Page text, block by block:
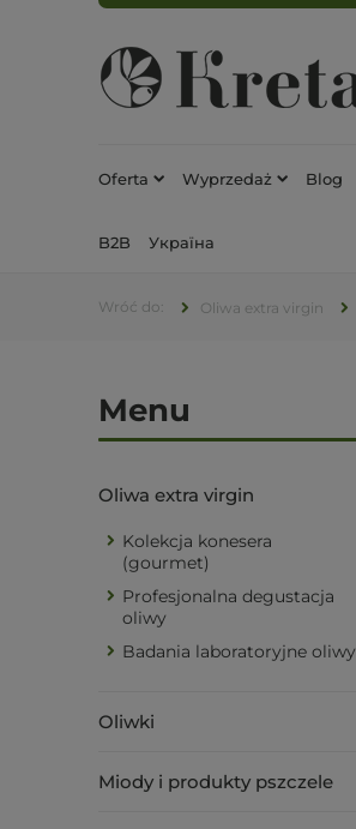
Oferta Wyprzedaż Blog
B2B Україна
Oliwa extra virgin
Menu
Oliwa extra virgin
Kolekcja konesera
(gourmet)
Profesjonalna degustacja
oliwy
Badania laboratoryjne oliwy
Oliwki
Miody i produkty pszczele